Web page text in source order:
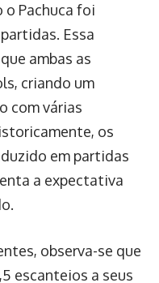
Pachuca foi
Essa
ambas as
criando um
com várias
os
em partidas
a expectativa
observa-se que
escanteios a seus